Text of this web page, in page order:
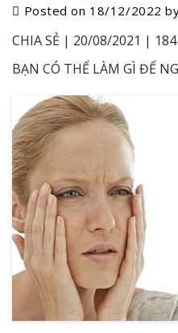
Posted on 18/12/2022
CHIA SẺ | 20/08/2021 |
BẠN CÓ THỂ LÀM GÌ ĐỂ